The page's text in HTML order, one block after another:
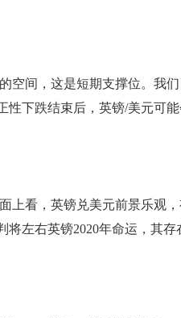
间，这是短期支撑位。我们
性下跌结束后，英镑/美元可能
看，英镑兑美元前景乐观，
将左右英镑2020年命运，其存